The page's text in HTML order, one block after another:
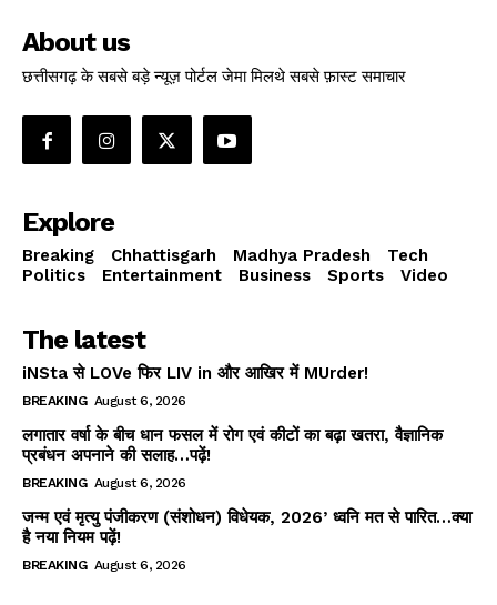
About us
छत्तीसगढ़ के सबसे बड़े न्यूज़ पोर्टल जेमा मिलथे सबसे फ़ास्ट समाचार
Explore
Breaking Chhattisgarh Madhya Pradesh
Tech
Politics
Entertainment Business Sports Video
The latest
iNSta से LOVe फिर LIV in और आखिर में MUrder!
BREAKING August 6, 2026
लगातार वर्षा के बीच धान फसल में रोग एवं कीटों का बढ़ा खतरा, वैज्ञानिक
प्रबंधन अपनाने की सलाह…पढ़ें!
BREAKING August 6, 2026
जन्म एवं मृत्यु पंजीकरण (संशोधन) विधेयक, 2026’ ध्वनि मत से पारित…क्या
है नया नियम पढ़ें!
BREAKING August 6, 2026